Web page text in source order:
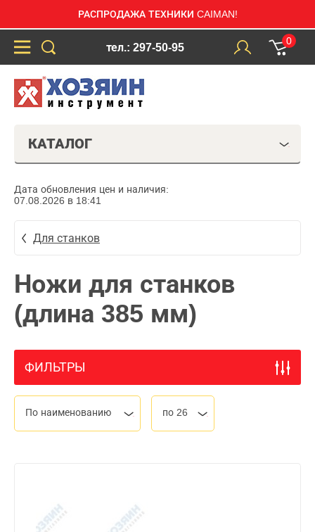
РАСПРОДАЖА ТЕХНИКИ CAIMAN!
тел.: 297-50-95
0
КАТАЛОГ
Дата обновления цен и наличия:
07.08.2026 в 18:41
Для станков
Ножи для станков
(длина 385 мм)
ФИЛЬТРЫ
По наименованию по 26